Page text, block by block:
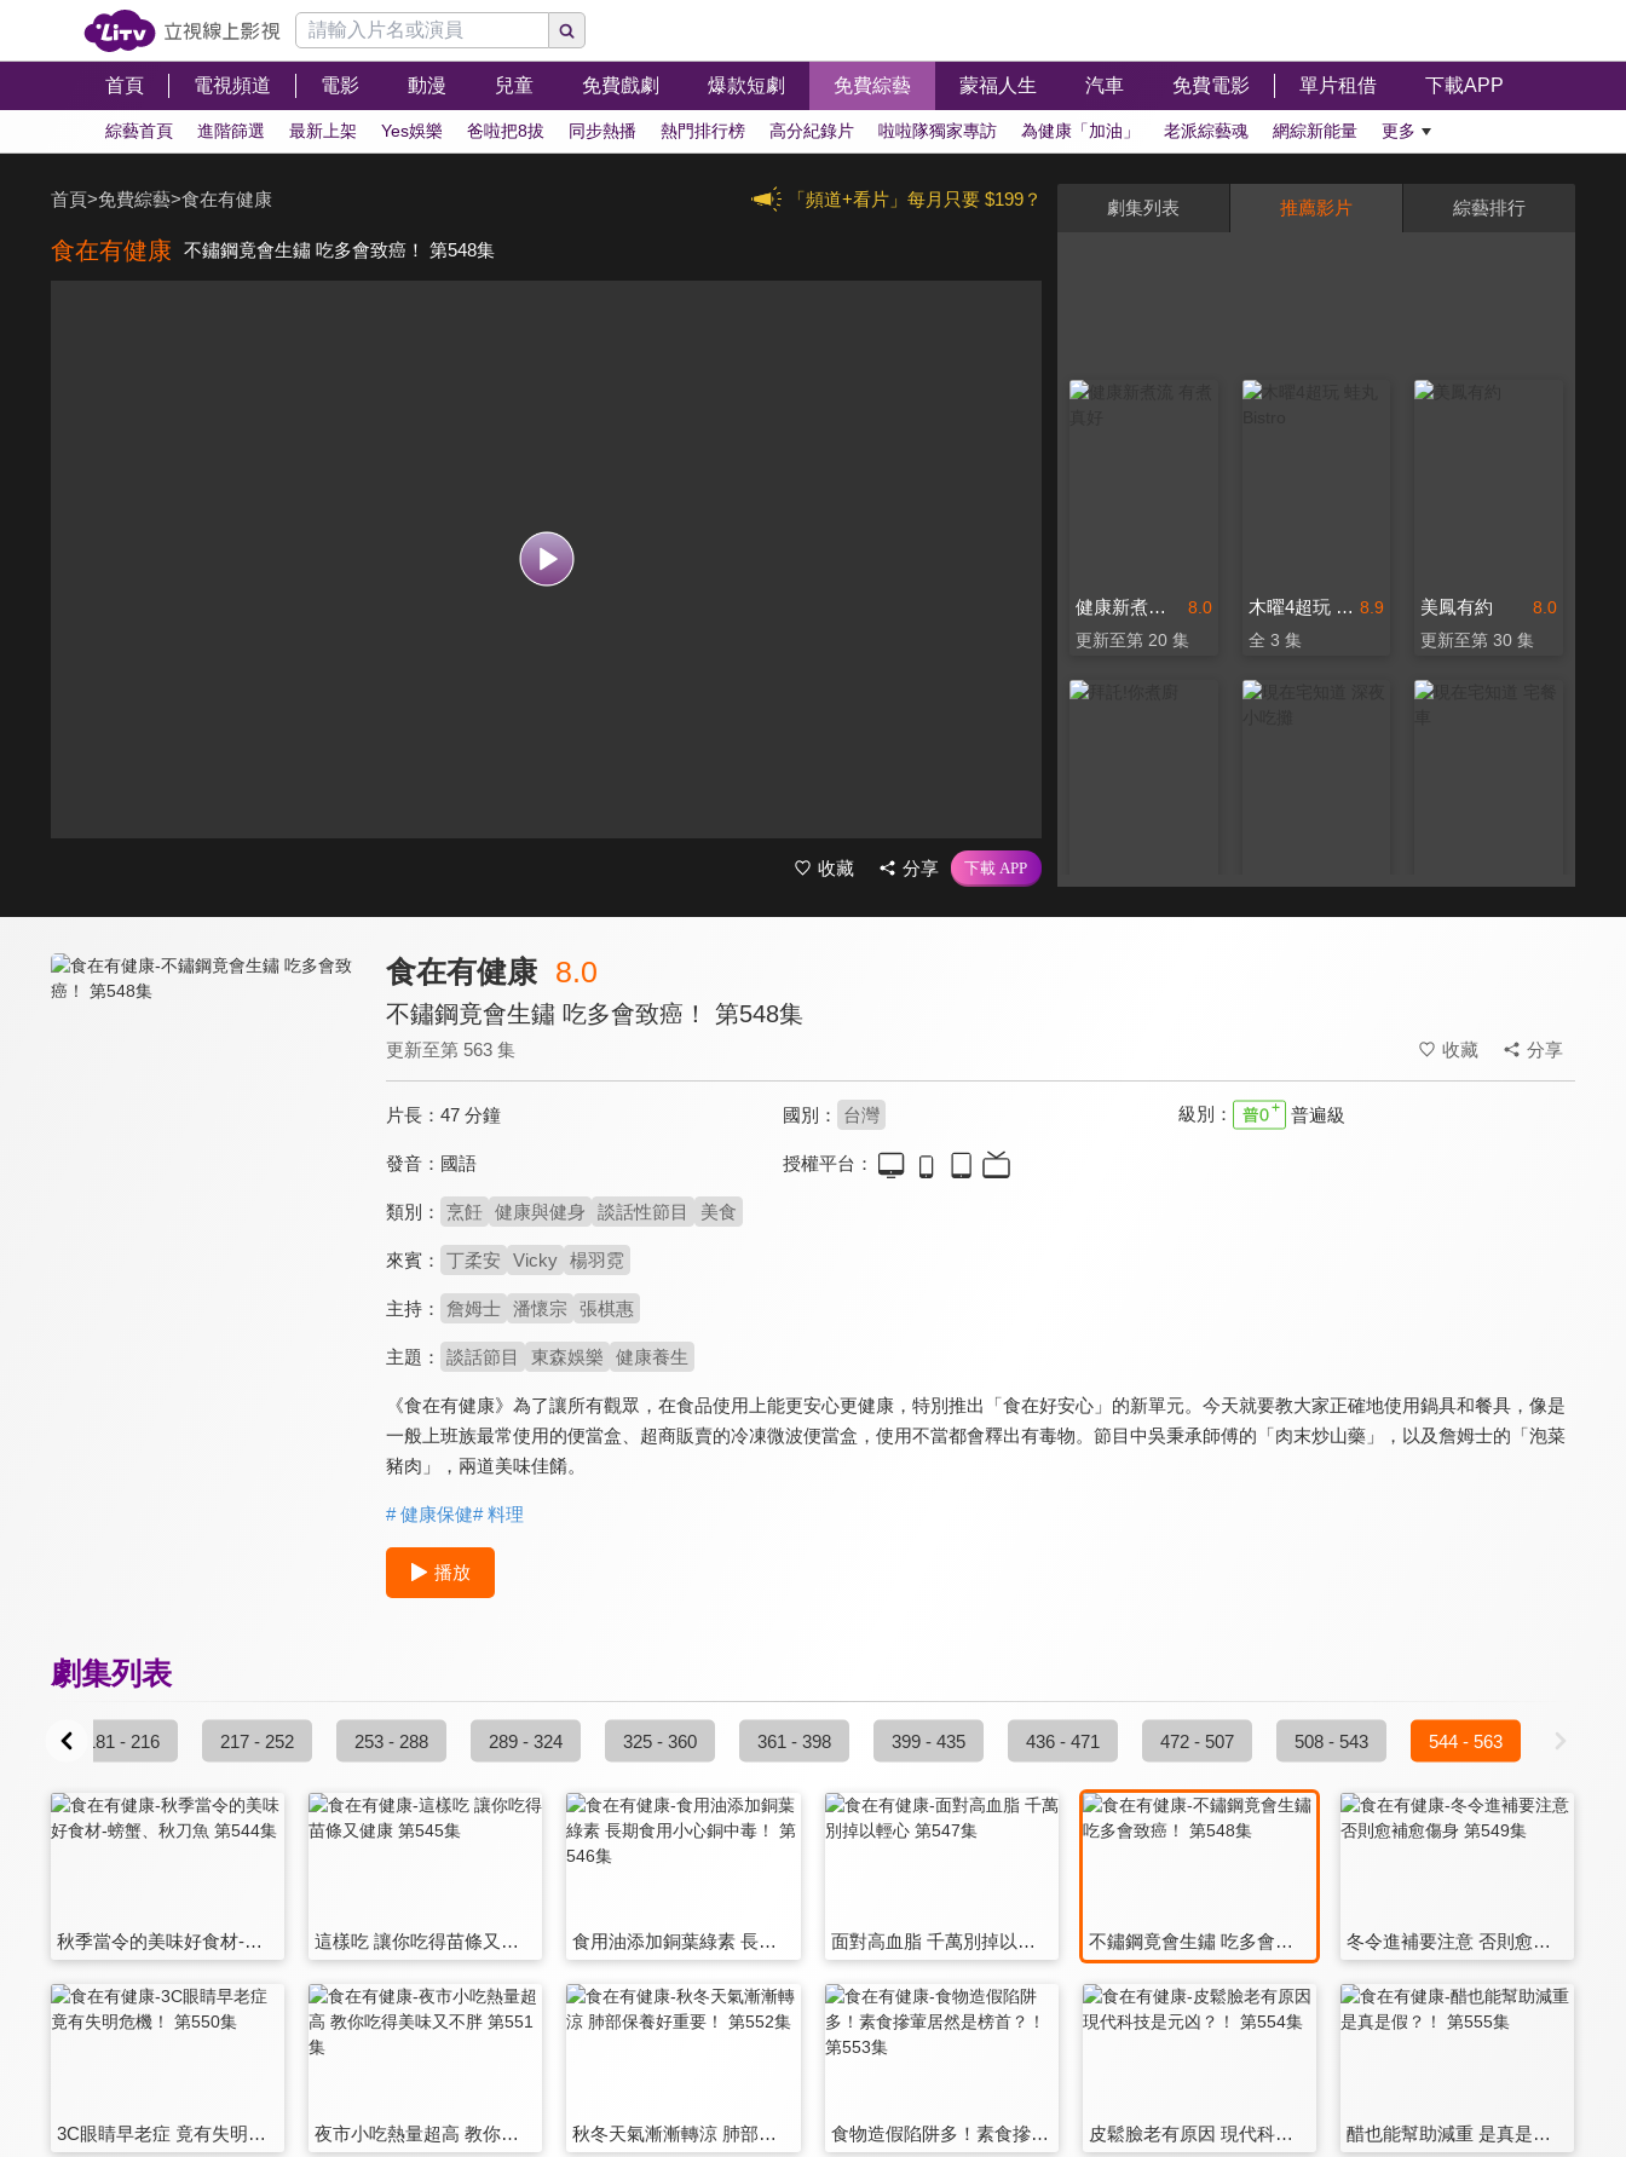
首頁 電視頻道 電影 動漫 兒童 免費戲劇 爆款短劇 免費綜藝 蒙福人生 汽車 免費電影 單片租借 下載APP
綜藝首頁 進階篩選 最新上架 Yes娛樂 爸啦把8拔 同步熱播 熱門排行榜 高分紀錄片 啦啦隊獨家專訪 為健康「加油」 老派綜藝魂 網綜新能量 更多
「頻道+看片」每月只要 $199？
首頁>免費綜藝>食在有健康
食在有健康 不鏽鋼竟會生鏽 吃多會致癌！ 第548集
收藏 分享
劇集列表 推薦影片 綜藝排行
8.0
健康新煮流 有煮真好
更新至第 20 集
8.9
木曜4超玩 蛙丸Bistro
全 3 集
8.0
美鳳有約
更新至第 30 集
食在有健康 8.0
不鏽鋼竟會生鏽 吃多會致癌！ 第548集
更新至第 563 集 收藏 分享
片長： 47 分鐘 國別： 台灣 級別： 普遍級
發音： 國語 授權平台：
類別： 烹飪 健康與健身 談話性節目 美食
來賓： 丁柔安 Vicky 楊羽霓
主持： 詹姆士 潘懷宗 張棋惠
主題： 談話節目 東森娛樂 健康養生
《食在有健康》為了讓所有觀眾，在食品使用上能更安心更健康，特別推出「食在好安心」的新單元。今天就要教大家正確地使用鍋具和餐具，像是
一般上班族最常使用的便當盒、超商販賣的冷凍微波便當盒，使用不當都會釋出有毒物。節目中吳秉承師傅的「肉末炒山藥」，以及詹姆士的「泡菜
豬肉」，兩道美味佳餚。
# 健康保健# 料理
播放
劇集列表
181 - 216 217 - 252 253 - 288 289 - 324 325 - 360 361 - 398 399 - 435 436 - 471 472 - 507 508 - 543 544 - 563
秋季當令的美味好食材-螃蟹、秋刀魚 第544集 這樣吃 讓你吃得苗條又健康 第545集 食用油添加銅葉綠素 長期食用小心銅中毒！ 第546集 面對高血脂 千萬別掉以輕心 第547集 不鏽鋼竟會生鏽 吃多會致癌！ 第548集 冬令進補要注意 否則愈補愈傷身 第549集
3C眼睛早老症 竟有失明危機！ 第550集 夜市小吃熱量超高 教你吃得美味又不胖 第551集 秋冬天氣漸漸轉涼 肺部保養好重要！ 第552集 食物造假陷阱多！素食摻葷居然是榜首？！ 第553集 皮鬆臉老有原因 現代科技是元凶？！ 第554集 醋也能幫助減重 是真是假？！ 第555集